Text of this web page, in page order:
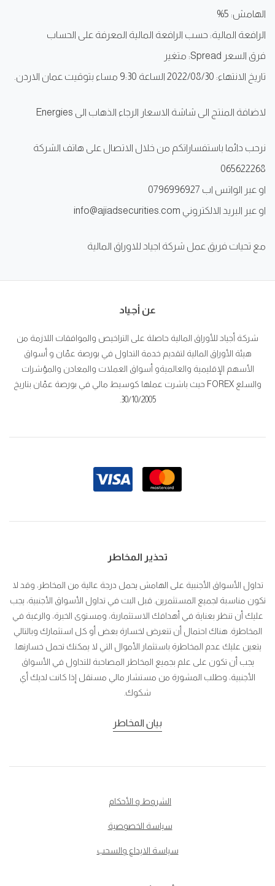
الهامش: 5%
الرافعة المالية: حسب الرافعة المالية المعرفة على الحساب
فرق السعر Spread: متغير
تاريخ الانتهاء: 2022/08/30 الساعة 9:30 مساء بتوقيت عمان الاردن.
لاضافة المنتج الى شاشة الاسعار الرجاء الذهاب الى Energies
نرحب دائما باستفساراتكم من خلال الاتصال على هاتف الشركة
065622268
او عبر الواتس اب 0796996927
او عبر البريد الالكتروني info@ajiadsecurities.com
مع تحيات فريق عمل شركة اجياد للاوراق المالية
عن أجياد
شركة أجياد للأوراق المالية حاصلة على التراخيص والموافقات اللازمة من
هيئة الأوراق المالية لتقديم خدمة التداول في بورصة عمّان و أسواق
الأسهم الإقليمية والعالميةو أسواق العملات والمعادن والمؤشرات
والسلع FOREX حيث باشرت عملها كوسيط مالي في بورصة عمّان بتاريخ
30/10/2005.
تحذير المخاطر
تداول الأسواق الأجنبية على الهامش يحمل درجة عالية من المخاطر، وقد لا
تكون مناسبة لجميع المستثمرين. قبل البت في تداول الأسواق الأجنبية، يجب
عليك أن تنظر بعناية في أهدافك الاستثمارية، ومستوى الخبرة، والرغبة في
المخاطرة. هناك احتمال أن تتعرض لخسارة بعض أو كل استثمارك وبالتالي
يتعين عليك عدم المخاطرة باستثمار الأموال التي لا يمكنك تحمل خسارتها.
يجب أن تكون على علم بجميع المخاطر المصاحبة للتداول في الأسواق
الأجنبية، وطلب المشورة من مستشار مالي مستقل إذا كانت لديك أي
شكوك.
بيان المخاطر
الشروط و الأحكام
سياسة الخصوصية
سياسة الايداع والسحب